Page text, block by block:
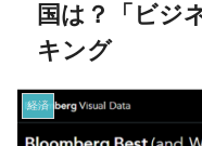
国は？「ビジ
キング
経済